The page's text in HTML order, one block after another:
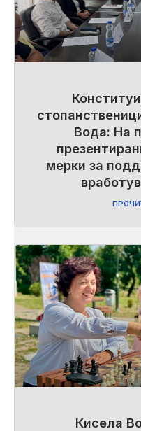
Вода: На
мерки за
Кисела